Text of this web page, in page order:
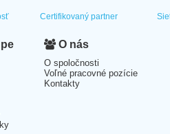
Certifikovaný partner
O nás
O spoločnosti
Voľné pracovné pozície
Kontakty